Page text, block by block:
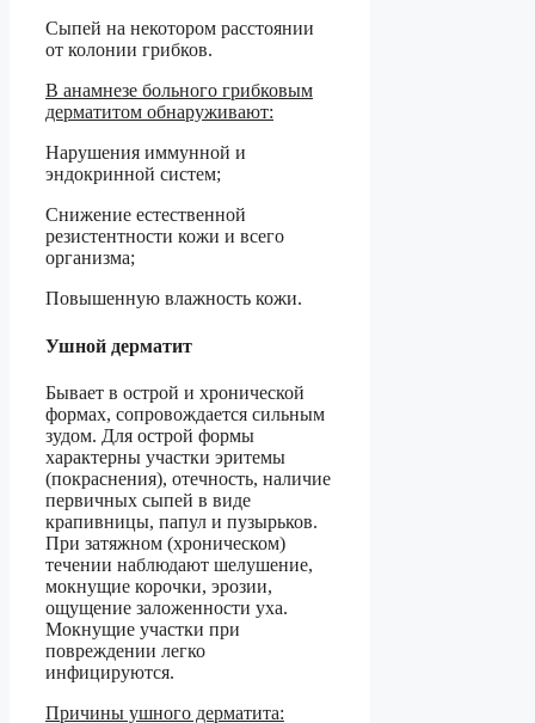
Сыпей на некотором расстоянии
от колонии грибков.
В анамнезе больного грибковым
дерматитом обнаруживают:
Нарушения иммунной и
эндокринной систем;
Снижение естественной
резистентности кожи и всего
организма;
Повышенную влажность кожи.
Ушной дерматит
Бывает в острой и хронической
формах, сопровождается сильным
зудом. Для острой формы
характерны участки эритемы
(покраснения), отечность, наличие
первичных сыпей в виде
крапивницы, папул и пузырьков.
При затяжном (хроническом)
течении наблюдают шелушение,
мокнущие корочки, эрозии,
ощущение заложенности уха.
Мокнущие участки при
повреждении легко
инфицируются.
Причины ушного дерматита: